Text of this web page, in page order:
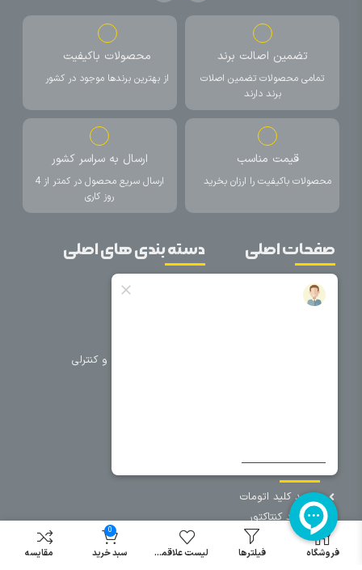
تضمین اصالت برند
تمامی محصولات تضمین اصلات
برند دارند
محصولات باکیفیت
از بهترین برندها موجود در کشور
قیمت مناسب
محصولات باکیفیت را ارزان بخرید
ارسال به سراسر کشور
ارسال سریع محصول در کمتر از 4
روز کاری
صفحات اصلی
خانه
دسته بندی های اصلی
تجهیزات حفاظتی و کنترلی
سایر دسته بندی ها
خرید کلید اتومات
خرید کنتاکتور
خرید فیوز
مینیاتوری
فروشگاه فیلترها لیست علاقمندی
0
سبد خرید مقایسه